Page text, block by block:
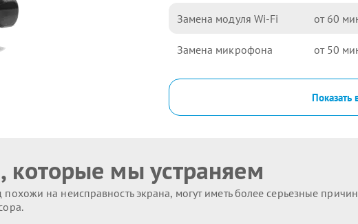
Замена модуля Wi-Fi 60
Замена микрофона 50
Показать
которые мы устраняем
на неисправность экрана, могут иметь более серьезные